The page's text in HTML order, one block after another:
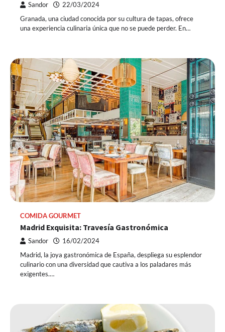
Sandor 22/03/2024
Granada, una ciudad conocida por su cultura de tapas, ofrece
una experiencia culinaria única que no se puede perder. En…
COMIDA GOURMET
Madrid Exquisita: Travesía Gastronómica
Sandor 16/02/2024
Madrid, la joya gastronómica de España, despliega su esplendor
culinario con una diversidad que cautiva a los paladares más
exigentes.…